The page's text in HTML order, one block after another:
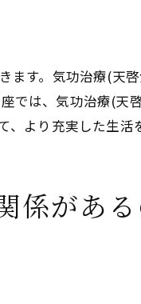
要性を考える
を持つ意義
療や療法)の信頼性
選びの秘訣
要なポイント
見つけるコツ
す。気功治療(天
では、気功治療(天
より充実した生活
係がある